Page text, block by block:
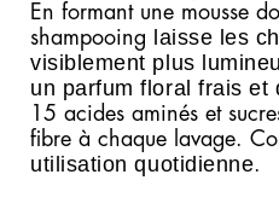
En formant une mousse
shampooing
laisse les
visiblement plus
un parfum floral frais et
15 acides aminés et
fibre à chaque lavage.
utilisation quotidienne.